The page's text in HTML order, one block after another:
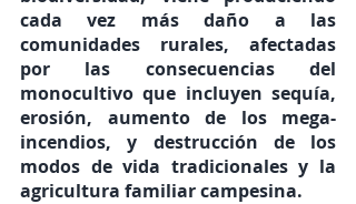
cada vez más daño a las
comunidades rurales, afectadas
por las consecuencias del
monocultivo que incluyen sequía,
erosión, aumento de los mega-
incendios, y destrucción de los
modos de vida tradicionales y la
agricultura familiar campesina.